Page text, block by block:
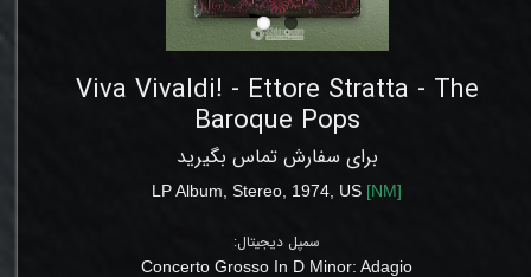
Viva Vivaldi! - Ettore Stratta - The
Baroque Pops
برای سفارش تماس بگیرید
LP Album, Stereo, 1974 US [NM]
سمپل دیجیتال:
Concerto Grosso In D Minor:Adagio